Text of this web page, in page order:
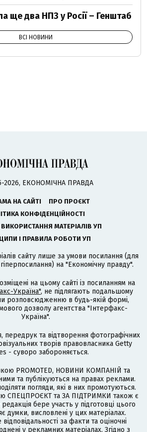
ще два НПЗ у Росії – Генштаб
ВСІ НОВИНИ
2026, ЕКОНОМІЧНА ПРАВДА
НА САЙТІ
ПРО ПРОЄКТ
КОНФІДЕНЦІЙНОСТІ
МАТЕРІАЛІВ УП
І ПРАВИЛА РОБОТИ УП
сайту лише за умови посилання (для
на "Економічну правду".
на цьому сайті із посиланням на
Україна", не підлягають подальшому
розповсюдженню в будь-якій формі,
дозволу агентства "Інтерфакс-
Україна".
передрук та відтворення фотографічних
творів правовласника Getty
- суворо забороняється.
PROMOTED, НОВИНИ КОМПАНІЙ та
та публікуються на правах реклами.
погляди, які в них промотуються.
СПЕЦПРОЄКТ та ЗА ПІДТРИМКИ також є
бере участь у підготовці цього
думки, висловлені у цих матеріалах.
за факти та оціночні
у рекламних матеріалах. Згідно з